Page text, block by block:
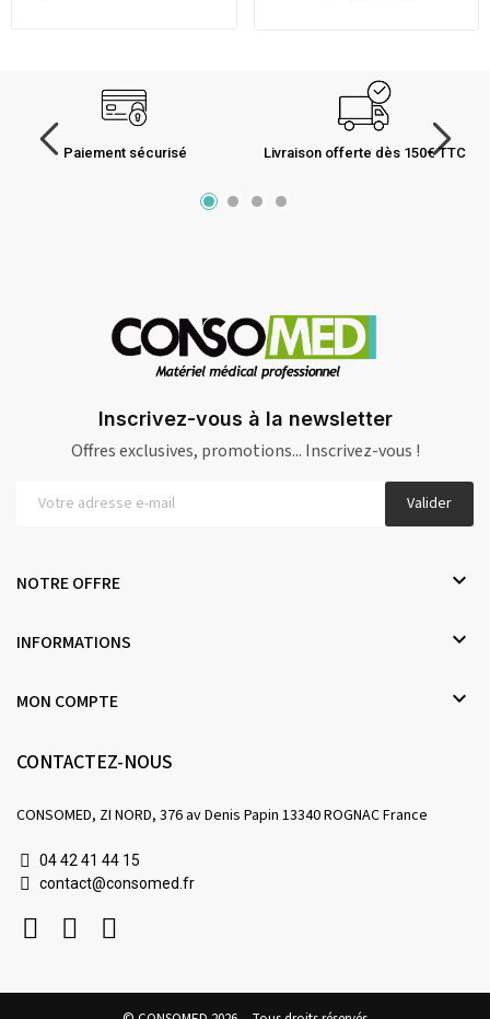
Paiement sécurisé Livraison offerte dès 150€ TTC
Inscrivez-vous à la newsletter
Offres exclusives, promotions... Inscrivez-vous !
Valider
NOTRE OFFRE 
INFORMATIONS 
MON COMPTE 
CONTACTEZ-NOUS
CONSOMED, ZI NORD, 376 av Denis Papin 13340 ROGNAC France
04 42 41 44 15
contact@consomed.fr